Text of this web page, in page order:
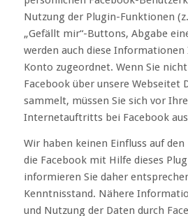
Nutzung der Plugin-Funktionen
„Gefällt mir“-Buttons, Abgabe
werden auch diese
Konto zugeordnet. Wenn Sie
Facebook über unsere Webseitet
sammelt, müssen Sie sich vor
Internetauftritts bei Facebook
Wir haben keinen Einfluss auf
die Facebook mit Hilfe dieses
informieren Sie daher
Kenntnisstand. Nähere
und Nutzung der Daten durch